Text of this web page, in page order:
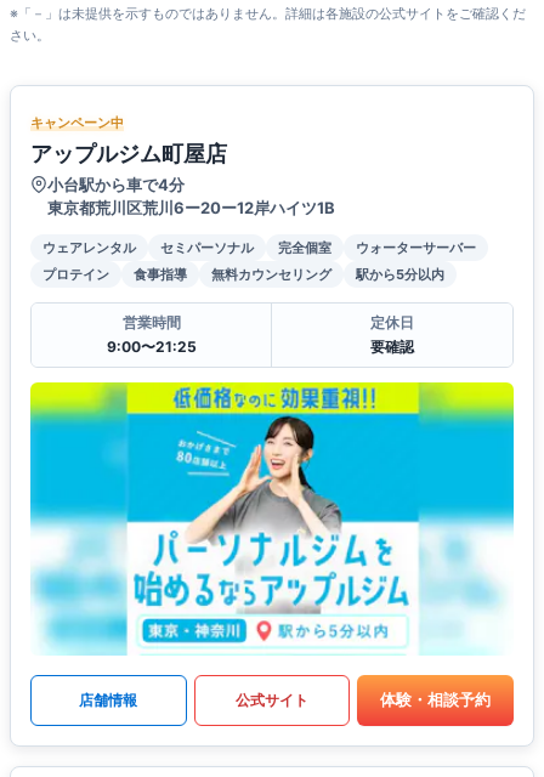
※「－」は未提供を示すものではありません。詳細は各施設の公式サイトをご確認くだ
さい。
キャンペーン中
アップルジム町屋店
小台駅から車で4分
東京都荒川区荒川6ー20ー12岸ハイツ1B
ウェアレンタル セミパーソナル 完全個室
ウォーターサーバー
プロテイン
食事指導 無料カウンセリング 駅から5分以内
営業時間
9:00〜21:25
定休日
要確認
店舗情報 公式サイト 体験・相談予約